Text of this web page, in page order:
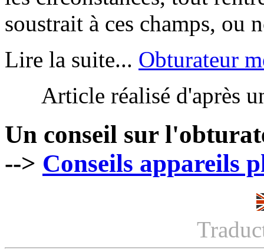
soustrait à ces champs, ou
Lire la suite... Obturateur
Article réalisé d'après
Un conseil sur
--> Conseils appareils